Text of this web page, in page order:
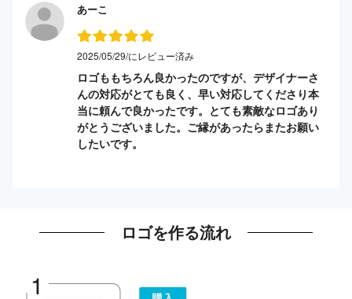
あーこ
2025/05/29/にレビュー済み
ロゴももちろん良かったのですが、デザイナーさ
んの対応がとても良く、早い対応してくださり本
当に頼んで良かったです。とても素敵なロゴあり
がとうございました。ご縁があったらまたお願い
したいです。
ロゴを作る流れ